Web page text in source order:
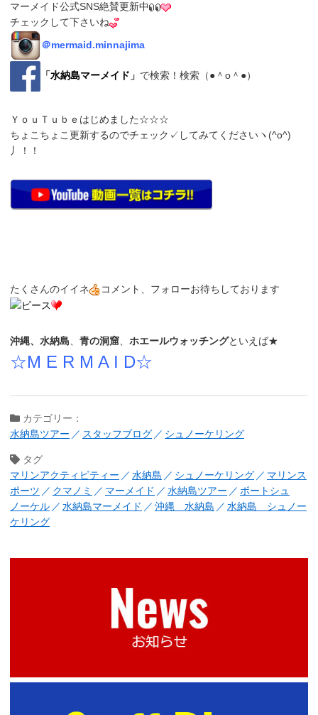
マーメイド公式SNS絶賛更新中
チェックして下さいね
＠mermaid.minnajima
「水納島マーメイド 」 で検索！検索（●＾o＾●）
ＹｏｕＴｕｂｅはじめました☆☆☆
ちょこちょこ更新するのでチェック✓してみてくださいヽ(^o^)
丿！！
たくさんのイイネ コメント、フォローお待ちしております
沖縄、水納島、 青の洞窟、 ホエールウォッチングといえば★
☆M E R M A I D☆
カテゴリー：
水納島ツアー
スタッフブログ シュノーケリング
タグ
マリンアクティビティー
水納島 シュノーケリング
マリンス
ポーツ
クマノミ マーメイド 水納島ツアー
ボートシュ
ノーケル
水納島マーメイド 沖縄 水納島
水納島 シュノー
ケリング